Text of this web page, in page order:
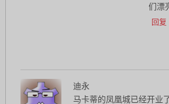
们漂
回复
迪永
马卡蒂的凤凰城已经开业